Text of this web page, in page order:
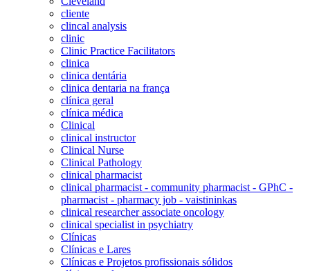
cliente
clincal analysis
clinic
Clinic Practice Facilitators
clinica
clinica dentária
clinica dentaria na frança
clínica geral
clínica médica
Clinical
clinical instructor
Clinical Nurse
Clinical Pathology
clinical pharmacist
clinical pharmacist - community pharmacist - GPhC -
pharmacist - pharmacy job - vaistininkas
clinical researcher associate oncology
clinical specialist in psychiatry
Clínicas
Clínicas e Lares
Clínicas e Projetos profissionais sólidos